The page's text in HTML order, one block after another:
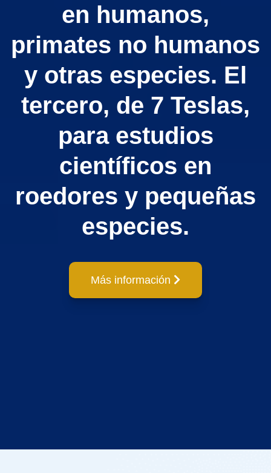
en humanos,
primates no humanos
y otras especies. El
tercero, de 7 Teslas,
para estudios
científicos en
roedores y pequeñas
especies.
Más información